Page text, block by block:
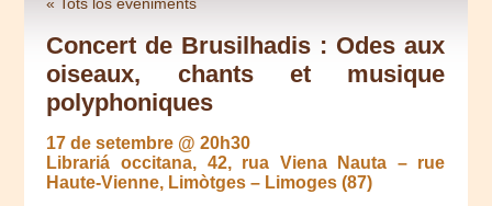
« Tots los eveniments
Concert de Brusilhadis : Odes aux
oiseaux, chants et musique
polyphoniques
17 de setembre @ 20h30
Librariá occitana, 42, rua Viena Nauta – rue
Haute-Vienne, Limòtges – Limoges (87)